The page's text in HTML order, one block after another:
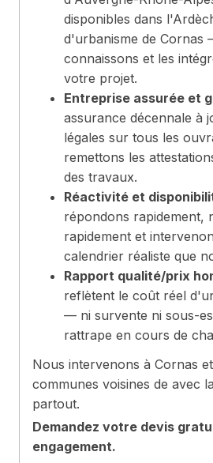
disponibles dans
d'urbanisme de Cornas
connaissons et les
votre projet.
Entreprise assurée et
assurance décennale à
légales sur tous les
remettons les
des travaux.
Réactivité et
répondons rapidement,
rapidement et
calendrier réaliste que
Rapport qualité/prix
reflètent le coût réel
— ni survente ni sous-
rattrape en cours de
Nous intervenons à Cornas
communes voisines de avec
partout.
Demandez votre devis
engagement.